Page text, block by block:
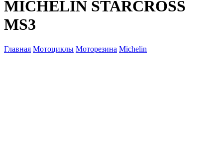
MICHELIN STARCROSS
MS3
Главная Мотоциклы Моторезина Michelin